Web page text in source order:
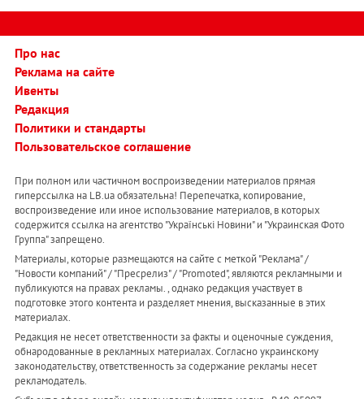
Про нас
Реклама на сайте
Ивенты
Редакция
Политики и стандарты
Пользовательское соглашение
При полном или частичном воспроизведении материалов прямая
гиперссылка на LB.ua обязательна! Перепечатка, копирование,
воспроизведение или иное использование материалов, в которых
содержится ссылка на агентство "Українськi Новини" и "Украинская Фото
Группа" запрещено.
Материалы, которые размещаются на сайте с меткой "Реклама" /
"Новости компаний" / "Пресрелиз" / "Promoted", являются рекламными и
публикуются на правах рекламы. , однако редакция участвует в
подготовке этого контента и разделяет мнения, высказанные в этих
материалах.
Редакция не несет ответственности за факты и оценочные суждения,
обнародованные в рекламных материалах. Согласно украинскому
законодательству, ответственность за содержание рекламы несет
рекламодатель.